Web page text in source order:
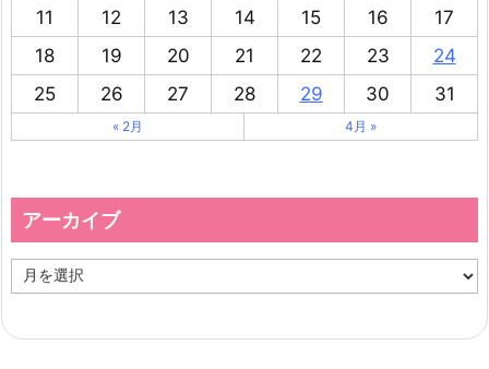
11
12 13 14 15 16
17
18
19 20 21 22 23
24
25
26 27 28 29 30 31
« 2月 4月 »
アーカイブ
ー